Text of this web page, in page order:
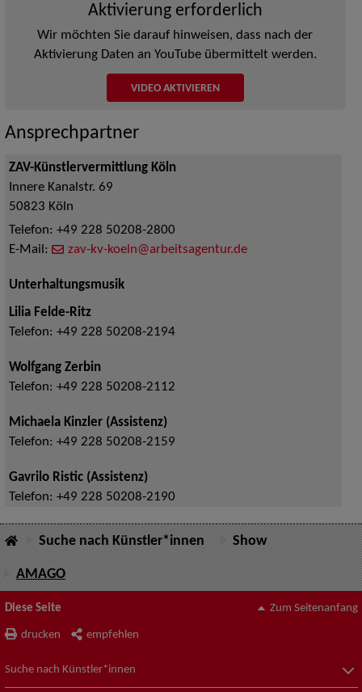
Aktivierung erforderlich
Wir möchten Sie darauf hinweisen, dass nach der
Aktivierung Daten an YouTube übermittelt werden.
VIDEO AKTIVIEREN
Ansprechpartner
ZAV-Künstlervermittlung Köln
Innere Kanalstr. 69
50823 Köln
Telefon: +49 228 50208-2800
E-Mail:
zav-kv-koeln@arbeitsagentur.de
Unterhaltungsmusik
Lilia Felde-Ritz
Telefon: +49 228 50208-2194
Wolfgang Zerbin
Telefon: +49 228 50208-2112
Michaela Kinzler (Assistenz)
Telefon: +49 228 50208-2159
Gavrilo Ristic (Assistenz)
Telefon: +49 228 50208-2190
Suche nach Künstler*innen Show
AMAGO
Diese Seite
drucken empfehlen
Zum Seitenanfang
Suche nach Künstler*innen